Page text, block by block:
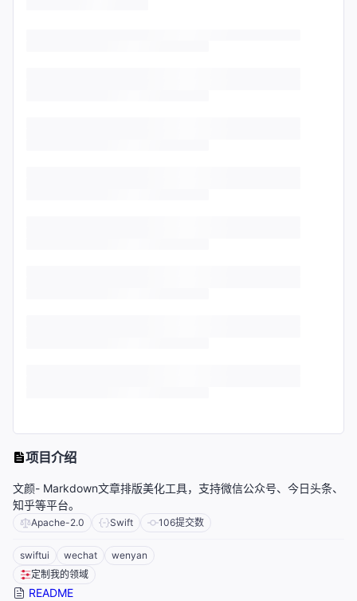
项目介绍
文颜- Markdown文章排版美化工具，支持微信公众号、今日头条、
知乎等平台。
Apache-2.0 Swift 106提交数
swiftui wechat
wenyan
定制我的领域
README